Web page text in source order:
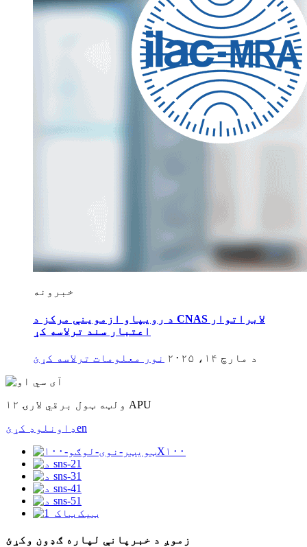
خبرونه
د رویپاو ازموینې مرکز د CNAS لابراتوار
اعتبار سند ترلاسه کړ
د مارچ ۱۴، ۲۰۲۵ نور معلومات ترلاسه کړئ
۱۲ ولټه ټول برقي لارۍ APU
ډاونلوډ کړئen
زموږ د خبرپانې لپاره ګډون وکړئ